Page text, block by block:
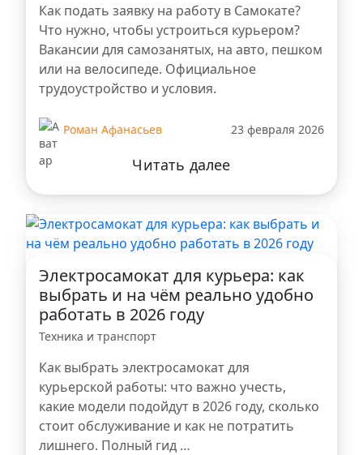
Как подать заявку на работу в Самокате?
Что нужно, чтобы устроиться курьером?
Вакансии для самозанятых, на авто, пешком
или на велосипеде. Официальное
трудоустройство и условия.
Роман Афанасьев 23 февраля 2026
Читать далее
Электросамокат для курьера: как
выбрать и на чём реально удобно
работать в 2026 году
Техника и транспорт
Как выбрать электросамокат для
курьерской работы: что важно учесть,
какие модели подойдут в 2026 году, сколько
стоит обслуживание и как не потратить
лишнего. Полный гид …